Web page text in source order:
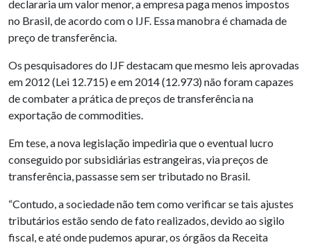
declararia um valor menor, a empresa paga menos impostos
no Brasil, de acordo com o IJF. Essa manobra é chamada de
preço de transferência.
Os pesquisadores do IJF destacam que mesmo leis aprovadas
em 2012 (Lei 12.715) e em 2014 (12.973) não foram capazes
de combater a prática de preços de transferência na
exportação de commodities.
Em tese, a nova legislação impediria que o eventual lucro
conseguido por subsidiárias estrangeiras, via preços de
transferência, passasse sem ser tributado no Brasil.
“Contudo, a sociedade não tem como verificar se tais ajustes
tributários estão sendo de fato realizados, devido ao sigilo
fiscal, e até onde pudemos apurar, os órgãos da Receita